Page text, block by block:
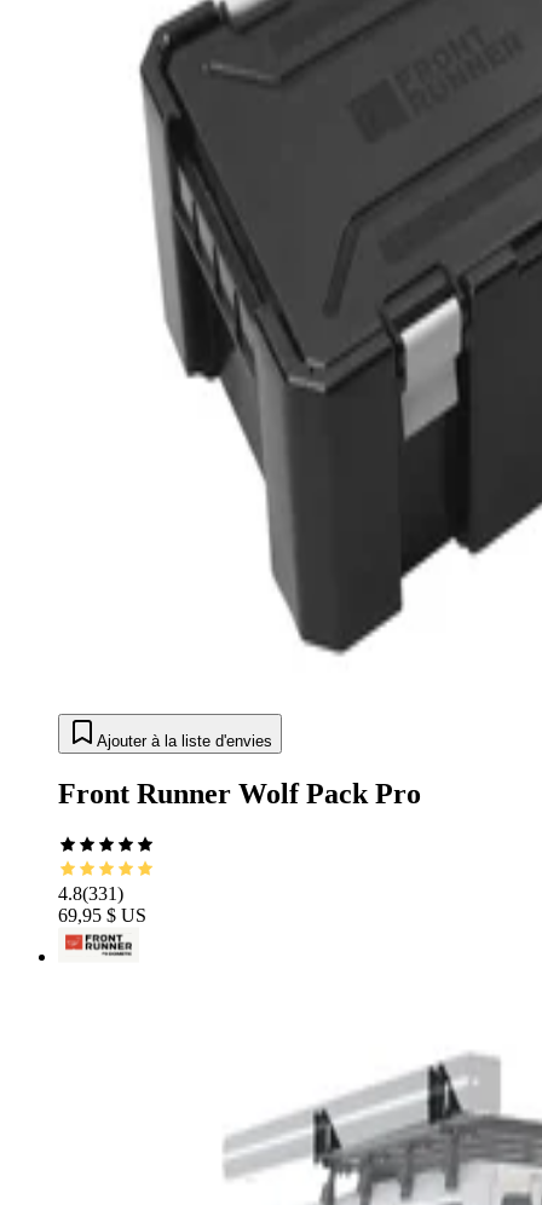
Ajouter à la liste d'envies
Front Runner Wolf Pack Pro
4.8(331)
69,95 $ US